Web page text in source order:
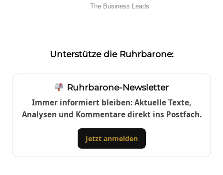
Unterstütze die Ruhrbarone:
Ruhrbarone-Newsletter
Immer informiert bleiben: Aktuelle Texte,
Analysen und Kommentare direkt ins Postfach.
Jetzt anmelden